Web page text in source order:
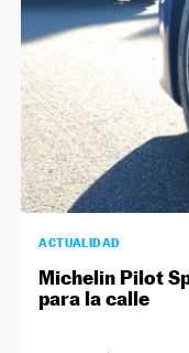
ACTUALIDAD
Michelin Pilot
para la calle